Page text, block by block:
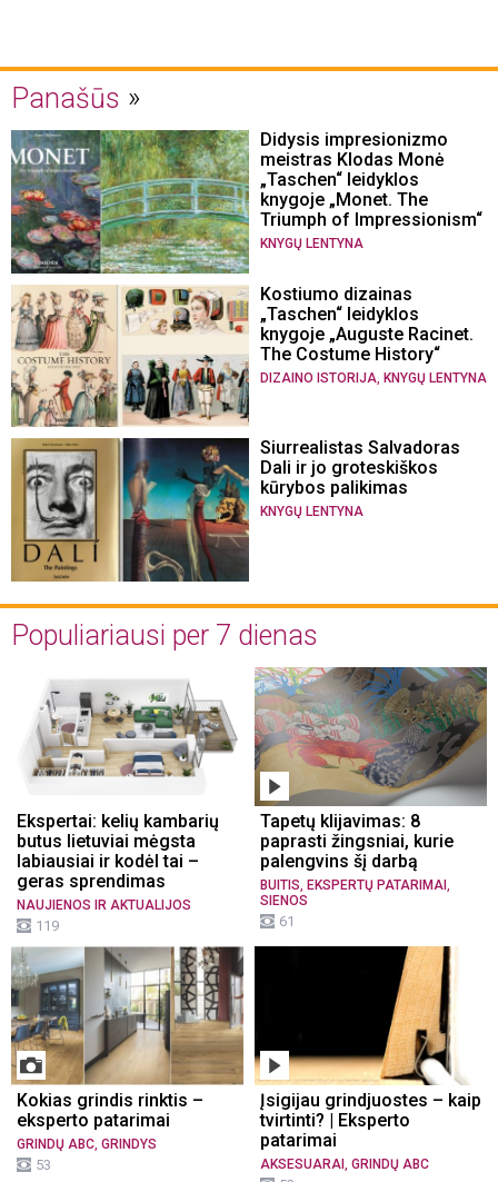
Panašūs
Didysis impresionizmo
meistras Klodas Monė
„Taschen“ leidyklos
knygoje „Monet. The
Triumph of Impressionism“
KNYGŲ LENTYNA
Kostiumo dizainas
„Taschen“ leidyklos
knygoje „Auguste Racinet.
The Costume History“
DIZAINO ISTORIJA KNYGŲ LENTYNA
Siurrealistas Salvadoras
Dali ir jo groteskiškos
kūrybos palikimas
KNYGŲ LENTYNA
Populiariausi per 7 dienas
Ekspertai: kelių kambarių
butus lietuviai mėgsta
labiausiai ir kodėl tai –
geras sprendimas
NAUJIENOS IR AKTUALIJOS
119
Tapetų klijavimas: 8
paprasti žingsniai, kurie
palengvins šį darbą
BUITIS, EKSPERTŲ PATARIMAI ,
SIENOS
61
Kokias grindis rinktis –
eksperto patarimai
GRINDŲ ABC, GRINDYS
53
Įsigijau grindjuostes – kaip
tvirtinti? | Eksperto
patarimai
AKSESUARAI , GRINDŲ ABC